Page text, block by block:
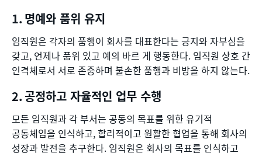
명예와 품위 유지
임직원은 각자의 품행이 회사를 대표한다는 긍지와 자부심을
갖고, 언제나 품위 있고 예의 바르 게 행동한다. 임직원 상호 간
인격체로서 서로 존중하며 불손한 품행과 비방을 하지 않는다.
공정하고 자율적인 업무 수행
모든 임직원과 각 부서는 공동의 목표를 위한 유기적
공동체임을 인식하고, 합리적이고 원활한 협업을 통해 회사의
성장과 발전을 추구한다. 임직원은 회사의 목표를 인식하고